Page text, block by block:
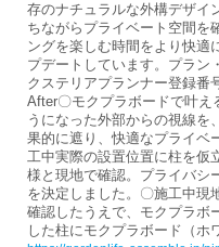
存のナチュラルな外構デザイ
ちながらプライベート空間を
ングを楽しむ時間をより快適
プデートしています。プラン
クステリアプランナー登録番
After〇モクプラボードで叶え
うになった外部からの視線を
果的に遮り、快適なプライベ
工中実際の設置位置に柱を仮
様と現地で確認。プライバシ
を決定しました。〇施工中現
確認したうえで、モクプラボ
した柱にモクプラボード（